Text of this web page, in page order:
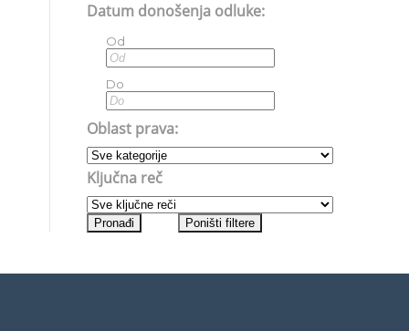
Datum donošenja odluke:
Od
Do
Oblast prava:
Ključna reč